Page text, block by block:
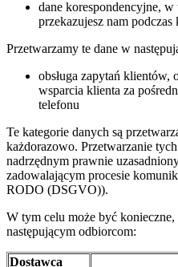
dane korespondencyjne,
przekazujesz nam
Przetwarzamy te dane w
obsługa zapytań klientów,
wsparcia klienta za
telefonu
Te kategorie danych są
każdorazowo. Przetwarzanie
nadrzędnym prawnie
zadowalającym procesie
RODO (DSGVO)).
W tym celu może być
następującym odbiorcom:
Dostawca